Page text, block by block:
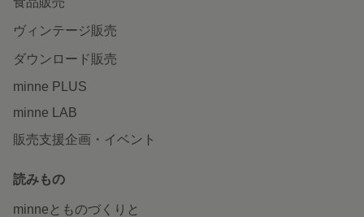
ヴィンテージ販売
ダウンロード販売
minne PLUS
minne LAB
販売支援企画・イベント
読みもの
minneとものづくりと